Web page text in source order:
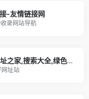
-友情链接网
录网站导航
sh991网址导航－991自动链,网址之家,搜索大全,绿色,快速,安全的专业导航站
网址站